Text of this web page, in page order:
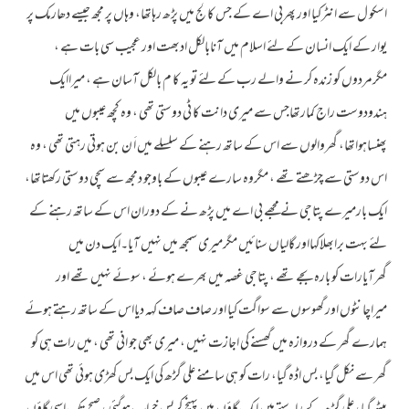
اسکو ل سے انٹرکیا اور پھربی اے کے جس کالج میں پڑھ رہاتھا، وہاں پر مجھ جیسے دھارمک پر
یوار کے ایک انسان کے لئے اسلام میں آنابالکل ادبھت اور عجیب سی بات ہے ،
مگرمردوں کو زندہ کر نے والے رب کے لئے تو یہ کا م بالکل آسان ہے ، میراایک
ہندودوست راج کمارتھاجس سے میری دانت کا ٹی دوستی تھی ، وہ کچھ عیبوں میں
پھنساہواتھا، گھروالوں سے اس کے ساتھ رہنے کے سلسلے میں اَ ن بن ہوتی رہتی تھی ، وہ
اس دوستی سے چڑھتے تھے ، مگروہ سارے عیبوں کے باوجو دمجھ سے سچی دوستی رکھتاتھا،
ایک بارمیرے پتاجی نے مجھے بی اے میں پڑھ نے کے دوران اس کے ساتھ رہنے کے
لئے بہت برابھلاکہااور گالیاں سنائیں مگرمیری سمجھ میں نہیں آیا۔ایک دن میں
گھرآیارات کو بارہ بجے تھے ، پتاجی غصہ میں بھرے ہوئے ، سوئے نہیں تھے اور
میراچانٹوں اور گھوسوں سے سواگت کیا اور صاف صاف کہہ دیااس کے ساتھ رہتے ہوئے
ہمارے گھر کے دروازہ میں گھسنے کی اجازت نہیں ، میری بھی جو انی تھی ، میں رات ہی کو
گھر سے نکل گیا، بس اڈہ گیا، رات کو ہی سامنے علی گڑھ کی ایک بس کھڑی ہوئی تھی اس میں